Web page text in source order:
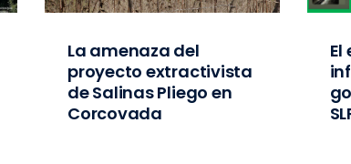
La amenaza del
proyecto extractivista
de Salinas Pliego en
Corcovada
El